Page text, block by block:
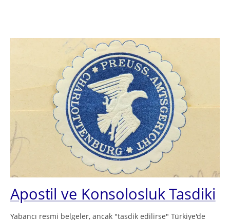
Apostil ve Konsolosluk Tasdiki
Yabancı resmi belgeler, ancak "tasdik edilirse" Türkiye'de